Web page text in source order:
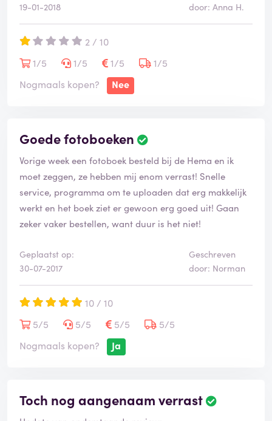
19-01-2018
door: Anna H.
2 / 10
1/5
1/5 1/5
1/5
Nogmaals kopen?
Nee
Goede fotoboeken
Vorige week een fotoboek besteld bij de Hema en ik
moet zeggen, ze hebben mij enom verrast! Snelle
service, programma om te uploaden dat erg makkelijk
werkt en het boek ziet er gewoon erg goed uit! Gaan
zeker vaker bestellen, want duur is het niet!
Geplaatst op:
30-07-2017
Geschreven
door: Norman
10 / 10
5/5
5/5 5/5
5/5
Nogmaals kopen?
Ja
Toch nog aangenaam verrast